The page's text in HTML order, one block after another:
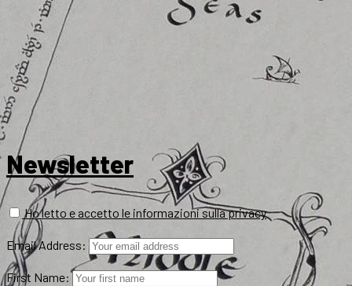
Newsletter
Ho letto e accetto le informazioni sulla privacy
Email Address:
First Name: